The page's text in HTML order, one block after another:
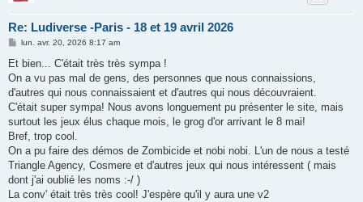
Re: Ludiverse -Paris - 18 et 19 avril 2026
M
s
a
g
lun. avr. 20, 2026 8:17 am
Et bien... C'était très très sympa !
On a vu pas mal de gens, des personnes que nous connaissions,
d'autres qui nous connaissaient et d'autres qui nous découvraient.
C'était super sympa! Nous avons longuement pu présenter le site, mais
surtout les jeux élus chaque mois, le grog d'or arrivant le 8 mai!
Bref, trop cool.
On a pu faire des démos de Zombicide et nobi nobi. L'un de nous a testé
Triangle Agency, Cosmere et d'autres jeux qui nous intéressent ( mais
dont j'ai oublié les noms :-/ )
La conv' était très très cool! J'espère qu'il y aura une v2